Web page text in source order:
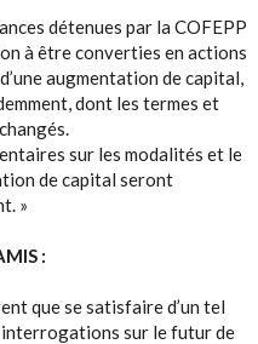
détenues par la COFEPP
à être converties en actions
augmentation de capital,
dont les termes et
sur les modalités et le
de capital seront
»
:
que se satisfaire d’un tel
interrogations sur le futur de